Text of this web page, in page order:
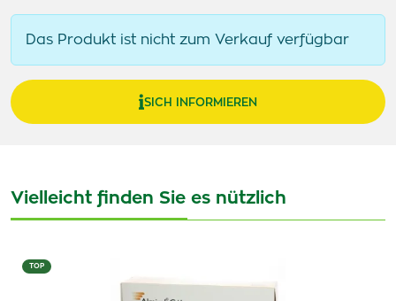
Das Produkt ist nicht zum Verkauf verfügbar
SICH INFORMIEREN
Vielleicht finden Sie es nützlich
TOP